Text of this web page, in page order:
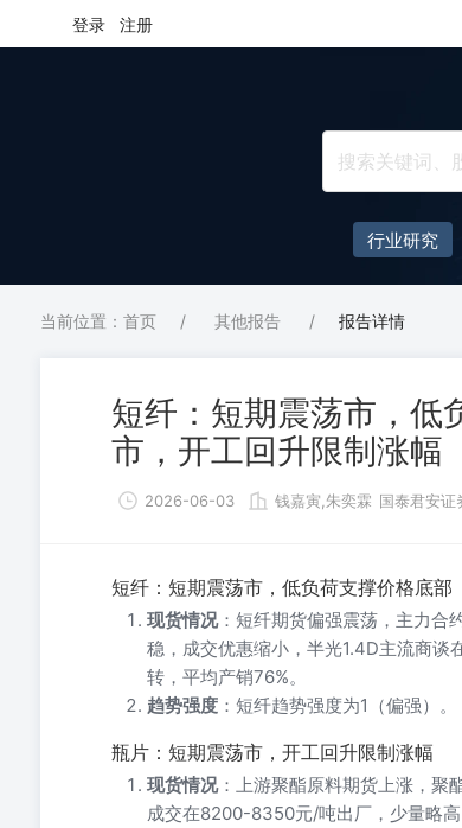
登录 注册
行业研究
当前位置：首页 / 其他报告 / 报告详情
短纤：短期震荡市，低
市，开工回升限制涨幅
2026-06-03 钱嘉寅,朱奕霖 国泰君安证
短纤：短期震荡市，低负荷支撑价格底部
现货情况：短纤期货偏强震荡，主力合
稳，成交优惠缩小，半光1.4D主流商
转，平均产销76%。
趋势强度 ：短纤趋势强度为1（偏强）。
瓶片：短期震荡市，开工回升限制涨幅
现货情况：上游聚酯原料期货上涨，聚
成交在8200-8350元/吨出厂，少量略高